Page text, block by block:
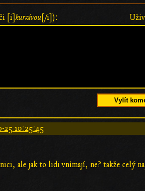
[i] kurzívou [/i]):
Vylít
25 10:25:45
ale jak to lidi vnímají, ne? takže celý